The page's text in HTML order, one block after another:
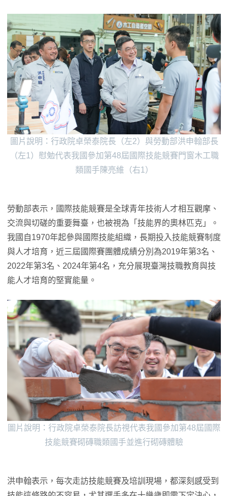
圖片說明：行政院卓榮泰院長（左2）與勞動部洪申翰部長
（左1）慰勉代表我國參加第48屆國際技能競賽門窗木工職
類國手陳亮維（右1）
勞動部表示，國際技能競賽是全球青年技術人才相互觀摩、
交流與切磋的重要舞臺，也被視為「技能界的奧林匹克」。
我國自1970年起參與國際技能組織，長期投入技能競賽制度
與人才培育，近三屆國際賽團體成績分別為2019年第3名、
2022年第3名、2024年第4名，充分展現臺灣技職教育與技
能人才培育的堅實能量。
圖片說明：行政院卓榮泰院長訪視代表我國參加第48屆國際
技能競賽砌磚職類國手並進行砌磚體驗
洪申翰表示，每次走訪技能競賽及培訓現場，都深刻感受到